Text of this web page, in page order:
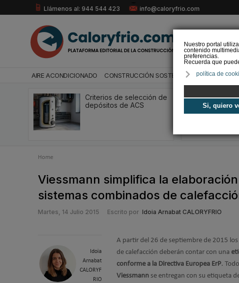
Nuestro portal
contenido
preferencias.
Recuerda que
política de
Si, quiero
Llámenos al: 944 544 423 info@caloryfrio.com
AIRE ACONDICIONADO CONSTRUCCIÓN SOSTENIBLE ENERGÍAS
Criterios de selección de
depósitos de ACS
Home
Viessmann simplifica la
sistemas combinados de
Martes, 14 Julio 2015 Escrito por Idoia Arnabat CALORYFRIO
Idoia
Arnabat
CALORYF
RIO
A partir del 26 de septiembre de 2015
de calefacción deberán contar con una
conforme a la Directiva Europea ErP.
Viessmann se entregan con su etiqueta